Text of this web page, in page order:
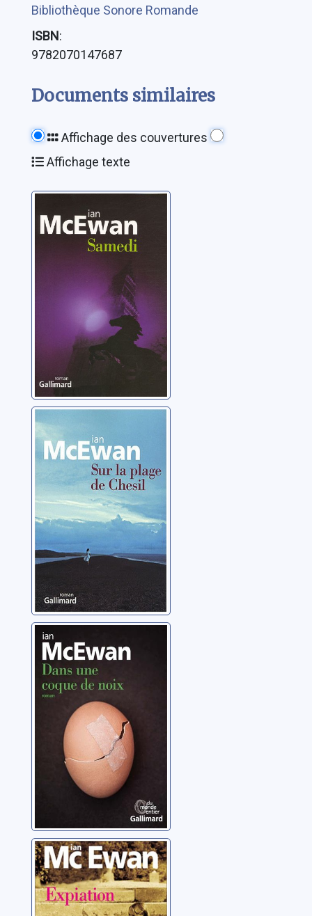
Bibliothèque Sonore Romande
ISBN:
9782070147687
Documents similaires
Affichage des couvertures
Affichage texte
Samedi: roman
McEwan, Ian
Sur la plage de
Chesil: roman
McEwan, Ian
Dans une coque
de noix
McEwan, Ian
Expiation: roman
McEwan, Ian